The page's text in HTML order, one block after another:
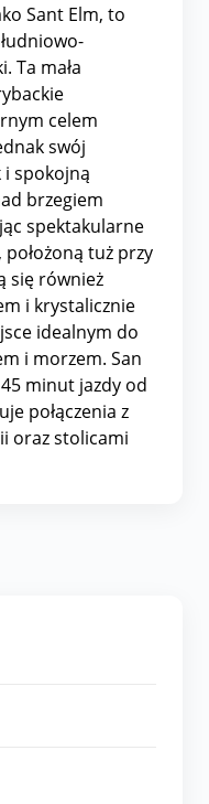
Sant Elm, to
Ta mała
celem
swój
spokojną
brzegiem
spektakularne
tuż przy
się również
i krystalicznie
idealnym do
i morzem. San
minut jazdy od
połączenia z
oraz stolicami